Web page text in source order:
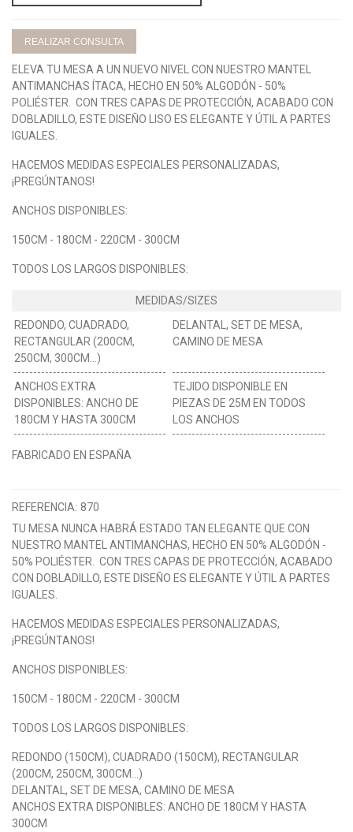
REALIZAR CONSULTA
ELEVA TU MESA A UN NUEVO NIVEL CON NUESTRO MANTEL
ANTIMANCHAS ÍTACA, HECHO EN 50% ALGODÓN - 50%
POLIÉSTER. CON TRES CAPAS DE PROTECCIÓN, ACABADO CON
DOBLADILLO, ESTE DISEÑO LISO ES ELEGANTE Y ÚTIL A PARTES
IGUALES.
HACEMOS MEDIDAS ESPECIALES PERSONALIZADAS,
¡PREGÚNTANOS!
ANCHOS DISPONIBLES:
150CM - 180CM - 220CM - 300CM
TODOS LOS LARGOS DISPONIBLES:
REDONDO, CUADRADO,
RECTANGULAR (200CM,
250CM, 300CM...)
DELANTAL, SET DE MESA,
CAMINO DE MESA
ANCHOS EXTRA
DISPONIBLES: ANCHO DE
180CM Y HASTA 300CM
TEJIDO DISPONIBLE EN
PIEZAS DE 25M EN TODOS
LOS ANCHOS
FABRICADO EN ESPAÑA
REFERENCIA: 870
TU MESA NUNCA HABRÁ ESTADO TAN ELEGANTE QUE CON
NUESTRO MANTEL ANTIMANCHAS, HECHO EN 50% ALGODÓN -
50% POLIÉSTER. CON TRES CAPAS DE PROTECCIÓN, ACABADO
CON DOBLADILLO, ESTE DISEÑO ES ELEGANTE Y ÚTIL A PARTES
IGUALES.
HACEMOS MEDIDAS ESPECIALES PERSONALIZADAS,
¡PREGÚNTANOS!
ANCHOS DISPONIBLES:
150CM - 180CM - 220CM - 300CM
TODOS LOS LARGOS DISPONIBLES:
REDONDO (150CM), CUADRADO (150CM), RECTANGULAR
(200CM, 250CM, 300CM...)
DELANTAL, SET DE MESA, CAMINO DE MESA
ANCHOS EXTRA DISPONIBLES: ANCHO DE 180CM Y HASTA
300CM